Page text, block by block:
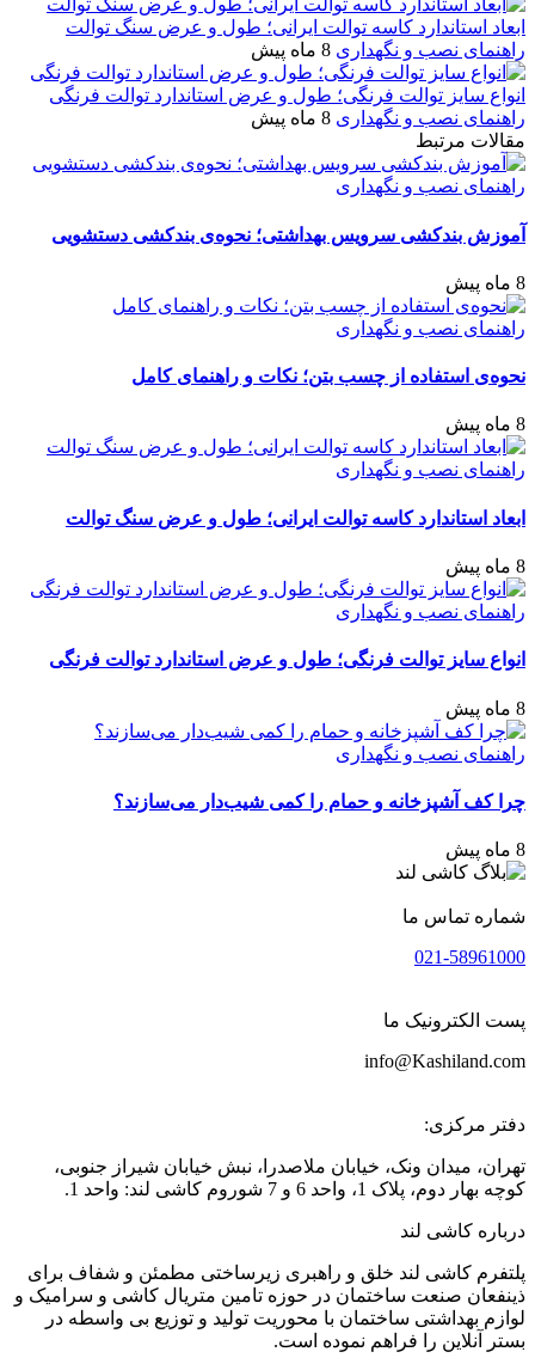
ابعاد استاندارد کاسه توالت ایرانی؛ طول و عرض سنگ توالت
راهنمای نصب و نگهداری 8 ماه پیش
انواع سایز توالت فرنگی؛ طول و عرض استاندارد توالت فرنگی
راهنمای نصب و نگهداری 8 ماه پیش
مقالات مرتبط
راهنمای نصب و نگهداری
آموزش بندکشی سرویس بهداشتی؛ نحوه‌ی بندکشی دستشویی
8 ماه پیش
راهنمای نصب و نگهداری
نحوه‌ی استفاده از چسب بتن؛ نکات و راهنمای کامل
8 ماه پیش
راهنمای نصب و نگهداری
ابعاد استاندارد کاسه توالت ایرانی؛ طول و عرض سنگ توالت
8 ماه پیش
راهنمای نصب و نگهداری
انواع سایز توالت فرنگی؛ طول و عرض استاندارد توالت فرنگی
8 ماه پیش
راهنمای نصب و نگهداری
چرا کف آشپزخانه و حمام را کمی شیب‌دار می‌سازند؟
8 ماه پیش
شماره تماس ما
021-58961000
پست الکترونیک ما
info@Kashiland.com
دفتر مرکزی:
تهران، میدان ونک، خیابان ملاصدرا، نبش خیابان شیراز جنوبی،
کوچه بهار دوم، پلاک 1، واحد 6 و 7 شوروم کاشی لند: واحد 1.
درباره کاشی لند
پلتفرم کاشی لند خلق و راهبری زیرساختی مطمئن و شفاف برای
ذینفعان صنعت ساختمان در حوزه تامین متریال کاشی و سرامیک و
لوازم بهداشتی ساختمان با محوریت تولید و توزیع بی واسطه در
بستر آنلاین را فراهم نموده است.